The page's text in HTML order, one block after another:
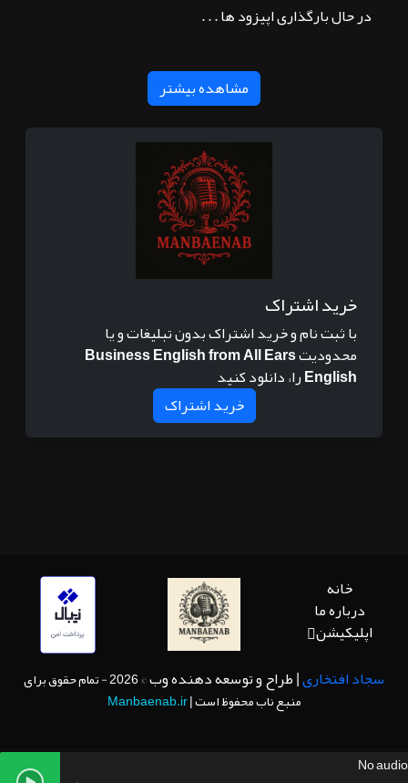
No audio
در حال بارگذاری اپیزود ها . . .
مشاهده بیشتر
خرید اشتراک
با ثبت نام و خرید اشتراک بدون تبلیغات و یا
محدودیتBusiness English from All Ears
Englishرا، دانلود کنید
خرید اشتراک
خانه
درباره ما
اپلیکیشن
سجاد افتخاری| طراح و توسعه دهنده وب
© 2026 - تمام حقوق برای
منبع ناب محفوظ است |Manbaenab.ir